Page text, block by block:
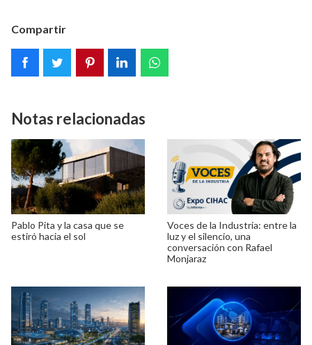
Compartir
Notas relacionadas
Pablo Pita y la casa que se
estiró hacia el sol
Voces de la Industria: entre la
luz y el silencio, una
conversación con Rafael
Monjaraz